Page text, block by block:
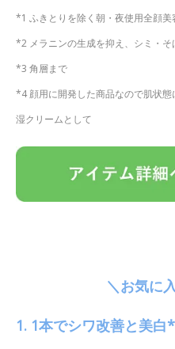
*1 ふきとりを除く朝・夜使用全顔
*2 メラニンの生成を抑え、シミ・そ
*3 角層まで
*4 顔用に開発した商品なので肌状
湿クリームとして
＼お気に
1. 1本でシワ改善と美白